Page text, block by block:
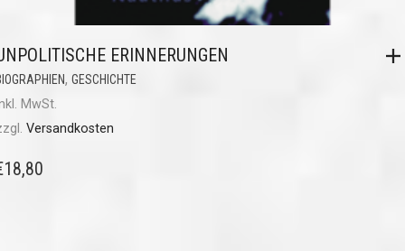
ERINNERUNGEN
, GESCHICHTE
MwSt.
Versandkosten
18,80